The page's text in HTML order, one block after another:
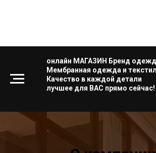
онлайн МАГАЗИН Бренд
Мембранная одежда и
Качество в каждой детали
лучшее для ВАС прямо сейчас!